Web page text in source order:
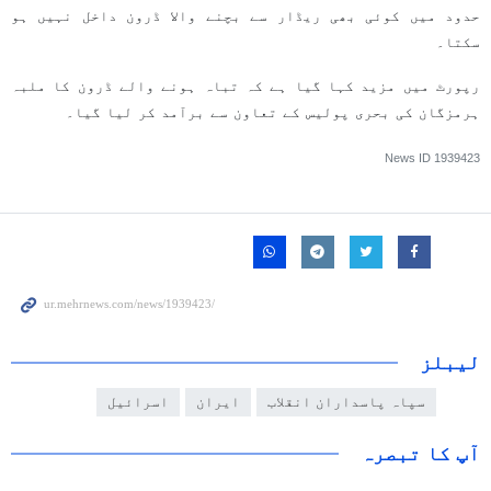
حدود میں کوئی بھی ریڈار سے بچنے والا ڈرون داخل نہیں ہو
سکتا۔
رپورٹ میں مزید کہا گیا ہے کہ تباہ ہونے والے ڈرون کا ملبہ
ہرمزگان کی بحری پولیس کے تعاون سے برآمد کر لیا گیا۔
News ID 1939423
لیبلز
سپاہ پاسداران انقلاب ایران اسرائیل
آپ کا تبصرہ